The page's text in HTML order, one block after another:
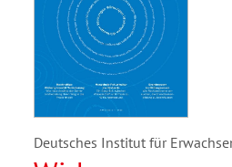
Deutsches Institut für